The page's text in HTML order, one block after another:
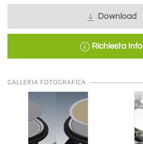
Download
Richiesta Info
GALLERIA FOTOGRAFICA